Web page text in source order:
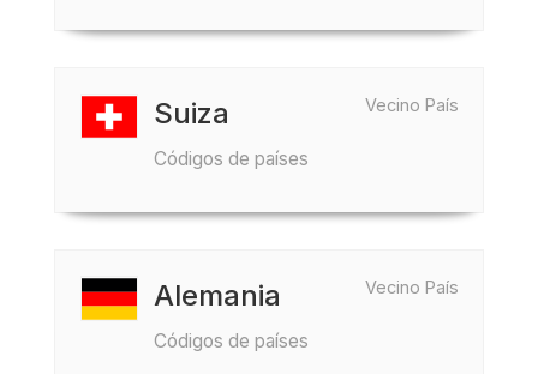
Vecino País
Suiza
Códigos de países
Vecino País
Alemania
Códigos de países